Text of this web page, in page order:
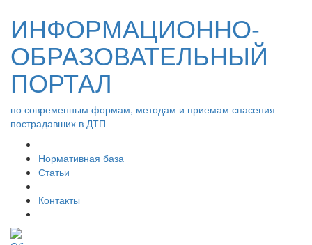
ИНФОРМАЦИОННО-
ОБРАЗОВАТЕЛЬНЫЙ
ПОРТАЛ
по современным формам, методам и приемам спасения
пострадавших в ДТП
Нормативная база
Статьи
Контакты